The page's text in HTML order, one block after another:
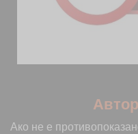
Ако не е